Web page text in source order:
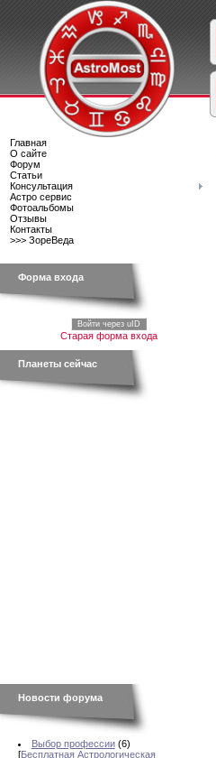
Главная
О сайте
Форум
Статьи
Консультация
Астро сервис
Фотоальбомы
Отзывы
Контакты
>>> ЗореВеда
Форма входа
Войти через uID
Старая форма входа
Планеты сейчас
Новости форума
Выбор профессии (6)
[Бесплатная Астрологическая